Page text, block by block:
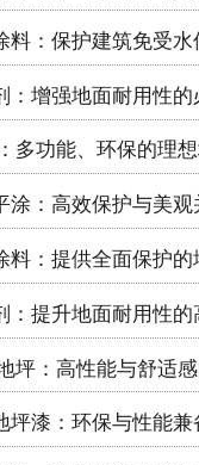
料：保护建筑免受
：增强地面耐用性的
多功能、环保的理
涂：高效保护与美
料：提供全面保护的
：提升地面耐用性的
坪：高性能与舒适
坪漆：环保与性能兼